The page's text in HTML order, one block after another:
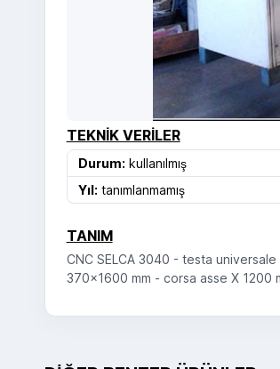
TEKNIK VERILER
Durum: kullanılmış
Yıl: tanımlanmamış
TANIM
CNC SELCA 3040 - testa
370x1600 mm - corsa asse X 1200